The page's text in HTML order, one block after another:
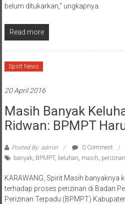
belum ditukarkan,” ungkapnya.
Read more
Spirit News
20 April 2016
Masih Banyak
Ridwan: BPMPT
Posted By: admin
0 Comment
banyak, BPMPT, keluhan masih perizinan
KARAWANG, Spirit Masih banyaknya
terhadap proses perizinan di Badan
Perizinan Terpadu (BPMPT)